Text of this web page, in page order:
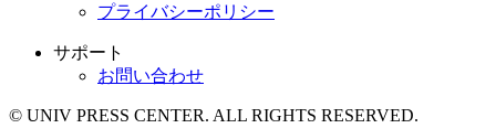
プライバシーポリシー
サポート
お問い合わせ
© UNIV PRESS CENTER. ALL RIGHTS RESERVED.